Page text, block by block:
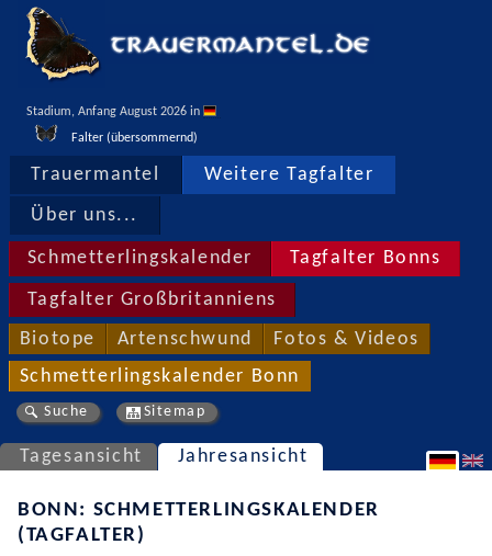
Stadium, Anfang August 2026 in
Falter (übersommernd)
Trauermantel Weitere Tagfalter
Über uns...
Schmetterlingskalender Tagfalter Bonns
Tagfalter Großbritanniens
Biotope Artenschwund Fotos & Videos
Schmetterlingskalender Bonn
Suche Sitemap
Tagesansicht Jahresansicht
BONN: SCHMETTERLINGSKALENDER
(TAGFALTER)